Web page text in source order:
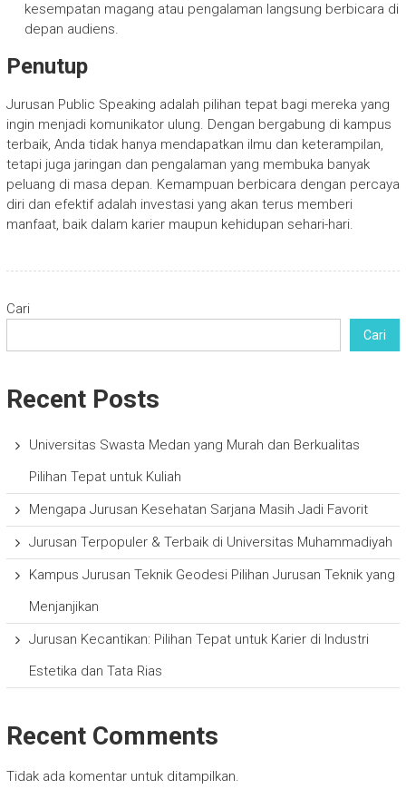
kesempatan magang atau pengalaman langsung berbicara di
depan audiens.
Penutup
Jurusan Public Speaking adalah pilihan tepat bagi mereka yang
ingin menjadi komunikator ulung. Dengan bergabung di kampus
terbaik, Anda tidak hanya mendapatkan ilmu dan keterampilan,
tetapi juga jaringan dan pengalaman yang membuka banyak
peluang di masa depan. Kemampuan berbicara dengan percaya
diri dan efektif adalah investasi yang akan terus memberi
manfaat, baik dalam karier maupun kehidupan sehari-hari.
Cari
Cari
Recent Posts
Universitas Swasta Medan yang Murah dan Berkualitas
Pilihan Tepat untuk Kuliah
Mengapa Jurusan Kesehatan Sarjana Masih Jadi Favorit
Jurusan Terpopuler & Terbaik di Universitas Muhammadiyah
Kampus Jurusan Teknik Geodesi Pilihan Jurusan Teknik yang
Menjanjikan
Jurusan Kecantikan: Pilihan Tepat untuk Karier di Industri
Estetika dan Tata Rias
Recent Comments
Tidak ada komentar untuk ditampilkan.